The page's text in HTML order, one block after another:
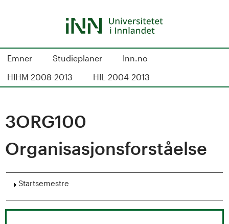
S
d
a
Emner Studieplaner
Inn.no
HIHM 2008-2013
HIL 2004-2013
3ORG100
Organisasjonsforståelse
Vis
Startsemestre